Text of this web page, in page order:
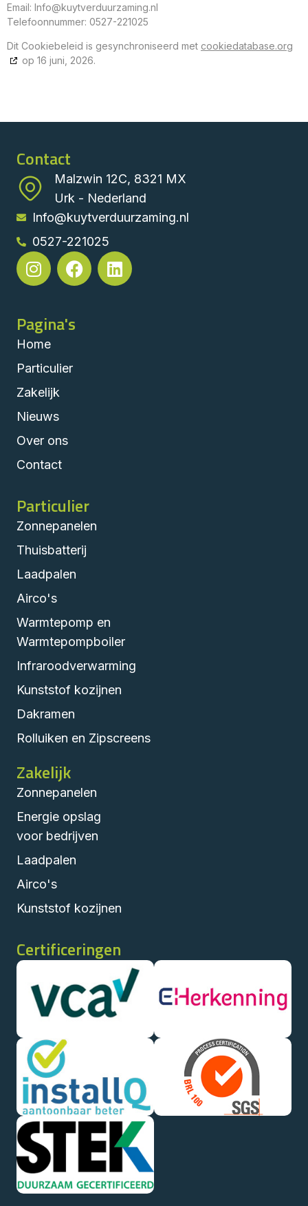
Email: Info@kuytverduurzaming.nl
Telefoonnummer: 0527-221025
Dit Cookiebeleid is gesynchroniseerd met cookiedatabase.org
op 16 juni, 2026.
Contact
Malzwin 12C, 8321 MX
Urk - Nederland
Info@kuytverduurzaming.nl
0527-221025
Pagina's
Home
Particulier
Zakelijk
Nieuws
Over ons
Contact
Particulier
Zonnepanelen
Thuisbatterij
Laadpalen
Airco's
Warmtepomp en
Warmtepompboiler
Infraroodverwarming
Kunststof kozijnen
Dakramen
Rolluiken en Zipscreens
Zakelijk
Zonnepanelen
Energie opslag
voor bedrijven
Laadpalen
Airco's
Kunststof kozijnen
Certificeringen